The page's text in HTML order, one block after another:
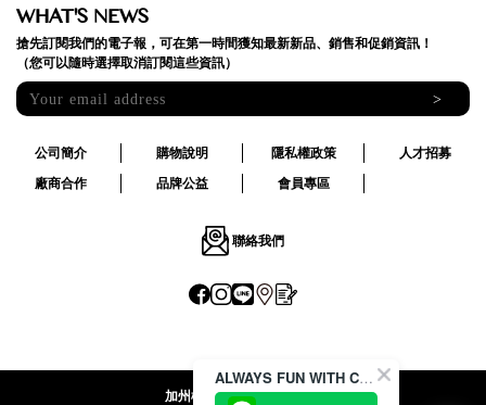
WHAT'S NEWS
搶先訂閱我們的電子報，可在第一時間獲知最新新品、銷售和促銷資訊！
（您可以隨時選擇取消訂閱這些資訊）
>
公司簡介 購物說明 隱私權政策
人才招募
廠商合作
品牌公益 會員專區
聯絡我們
加州椰子國際股份有限公司
ALWAYS FUN WITH CACO !